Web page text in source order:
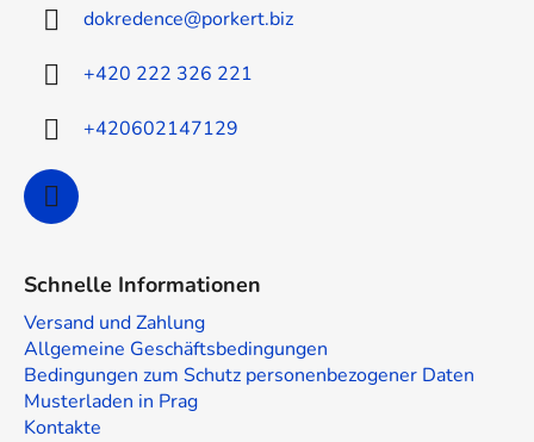
dokredence@porkert.biz
+420 222 326 221
+420602147129
Schnelle Informationen
Versand und Zahlung
Allgemeine Geschäftsbedingungen
Bedingungen zum Schutz personenbezogener Daten
Musterladen in Prag
Kontakte